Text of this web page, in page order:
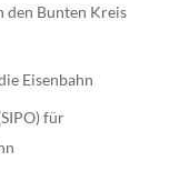
den Bunten Kreis
Eisenbahn
für